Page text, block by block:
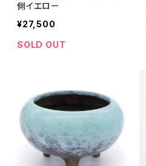
側イエロー
¥27,500
SOLD OUT